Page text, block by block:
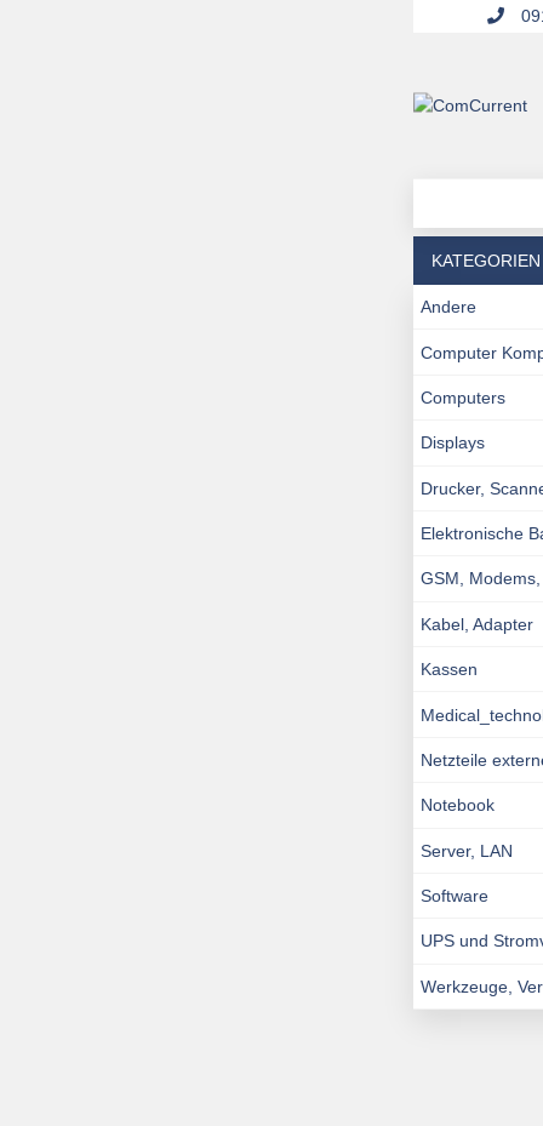
KATEGORIEN
Andere
Computer
Computers
Displays
Drucker,
Elektronische
GSM,
Kabel, Adapter
Kassen
Netzteile
Notebook
Server, LAN
Software
UPS und
Werkzeuge,